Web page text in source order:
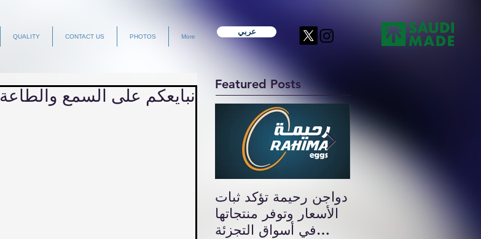
QUALITY CONTACT US PHOTOS More
عربي
نبايعكم على السمع والطاعة
Featured Posts
دواجن رحيمة تؤكد ثبات
الأسعار وتوفر منتجاتها
في أسواق التجزئة